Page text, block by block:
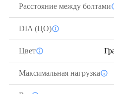
Расстояние между болтами
DIA (ЦО)
Цвет
Максимальная нагрузка